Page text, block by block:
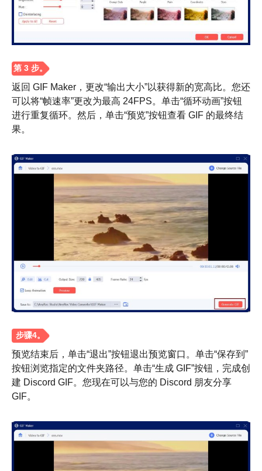
第2步。
返回 GIF Maker，更改“输出大小”以获得新的宽高比。您还
可以将“帧速率”更改为最高 24FPS。单击“循环动画”按钮
进行重复循环。然后，单击“预览”按钮查看 GIF 的最终结
果。
预览结束后，单击“退出”按钮退出预览窗口。单击“保存到”
按钮浏览指定的文件夹路径。单击“生成 GIF”按钮，完成创
建 Discord GIF。您现在可以与您的 Discord 朋友分享
GIF。